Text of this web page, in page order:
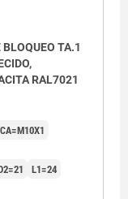
BLOQUEO TA.1
RAL7021
L1=24